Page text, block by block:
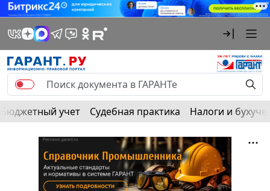
Бюджетный учет Судебная практика Налоги и